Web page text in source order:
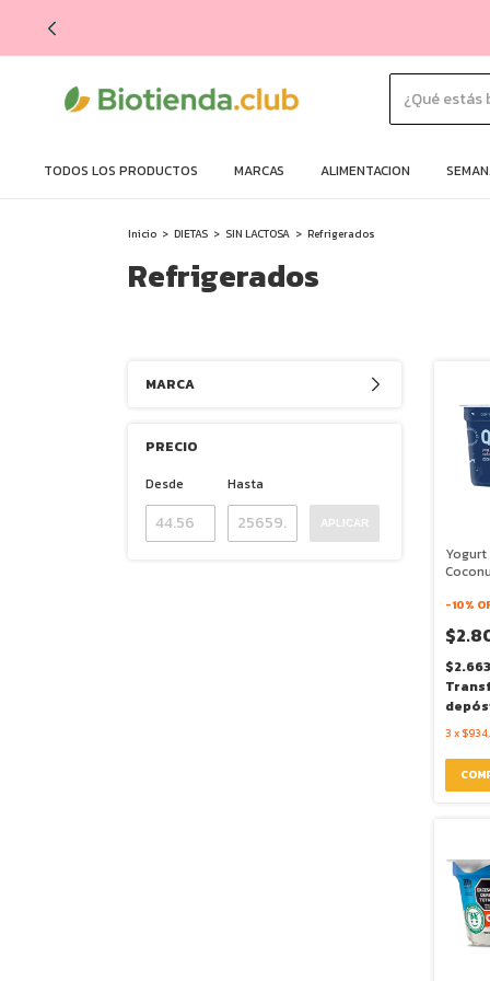
TODOS LOS PRODUCTOS MARCAS ALIMENTACION
Inicio > DIETAS > SIN LACTOSA > Refrigerados
Refrigerados
MARCA
PRECIO
Desde
Hasta
APLICAR
Yogurt
-10%
3 x